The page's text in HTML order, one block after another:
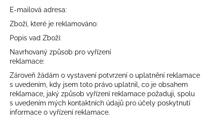
E-mailová adresa:
Zboží, které je reklamováno:
Popis vad Zboží:
Navrhovaný způsob pro vyřízení
reklamace:
Zároveň žádám o vystavení potvrzení o uplatnění reklamace
s uvedením, kdy jsem toto právo uplatnil, co je obsahem
reklamace, jaký způsob vyřízení reklamace požaduji, spolu
s uvedením mých kontaktních údajů pro účely poskytnutí
informace o vyřízení reklamace.